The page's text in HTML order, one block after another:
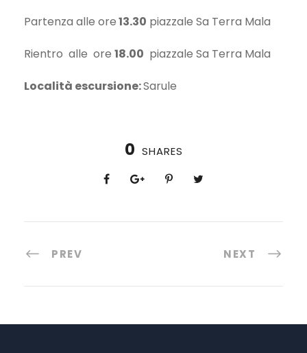
Partenza alle ore13.30 piazzale Sa Terra Mala
Rientro alle ore 18.00 piazzale Sa Terra Mala
Località escursione:Sarule
0 SHARES
PREV NEXT